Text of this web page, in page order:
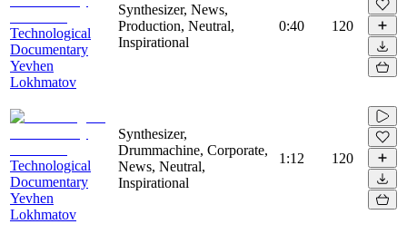
Technological
Documentary
Yevhen
Lokhmatov
Synthesizer, News,
Production, Neutral,
Inspirational
0:40 120
Technological
Documentary
Yevhen
Lokhmatov
Synthesizer,
Drummachine, Corporate,
News, Neutral,
Inspirational
1:12 120